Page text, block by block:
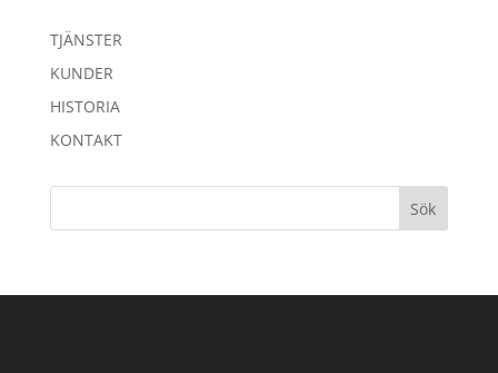
TJÄNSTER
KUNDER
HISTORIA
KONTAKT